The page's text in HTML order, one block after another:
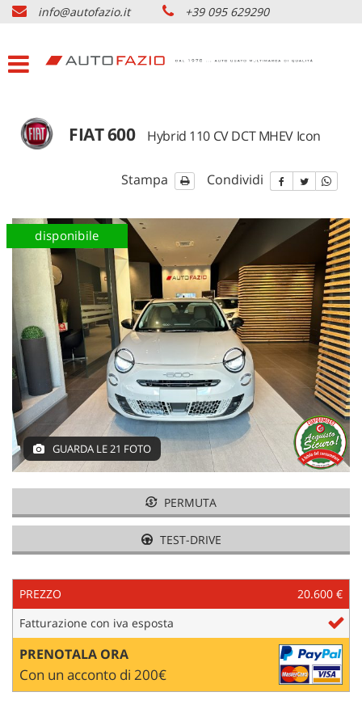
HOME
LISTA VEICOLI USATO
ACQUISTIAMO USATO
AZIENDA
DOVE SIAMO
CONTATTI
NEWS
AREA COMMERCIANTI
info@autofazio.it +39 095 629290
FIAT 600 Hybrid 110 CV DCT MHEV Icon
Stampa Condividi
nuova disponibile
GUARDA LE 21 FOTO
PERMUTA
TEST-DRIVE
PREZZO
20.600 €
Fatturazione con iva esposta
PRENOTALA ORA
Con un acconto di 200€
preferenze
di
Il
seguente
esprimere
preferenze
consenso
tecnologie
di
tracciamento
che
adottiamo
per
offrire
le
funzionalità
le
attività
descritte.
Per
ottenere
maggiori
informazioni
sull'utilità
e
sul